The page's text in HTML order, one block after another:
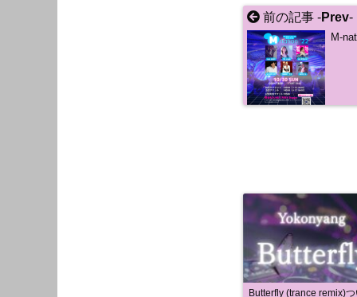
前の記事 -Prev-
M-
Butterfly (trance remix)